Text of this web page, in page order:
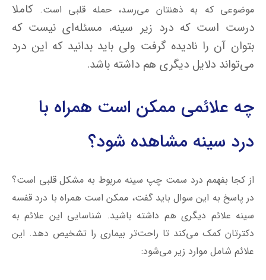
موضوعی که به ذهنتان می‌رسد، حمله قلبی است.کاملا
درست است که درد زیر سینه، مسئله‌ای نیست که
بتوان آن را نادیده گرفت ولی باید بدانید که این درد
می‌تواند دلایل دیگری هم داشته ‌باشد.
چه علائمی ممکن است همراه با
درد سینه مشاهده شود؟
از کجا بفهمم درد سمت چپ سینه مربوط به مشکل قلبی است؟
در پاسخ به این سوال باید گفت، ممکن است همراه با درد قفسه
سینه علائم دیگری هم داشته‌ باشید. شناسایی این علائم به
دکترتان کمک می‌کند تا راحت‌تر بیماری را تشخیص دهد. این
علائم شامل موارد زیر می‌شود: